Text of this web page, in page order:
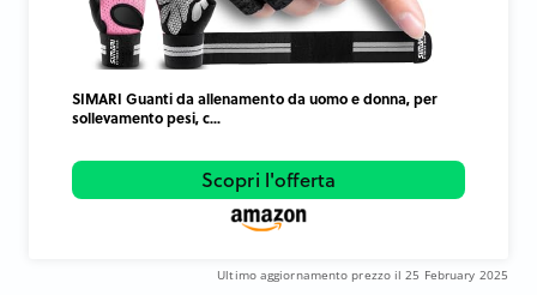
SIMARI Guanti da allenamento da uomo e donna, per
sollevamento pesi, c...
Scopri l'offerta
Ultimo aggiornamento prezzo il 25 February 2025